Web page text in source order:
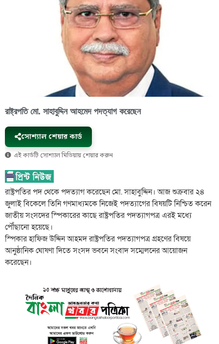
রাষ্ট্রপতি মো. সাহাবুদ্দিন আহমেদ পদত্যাগ করেছেন
সোশ্যাল শেয়ার কার্ড
এই কার্ডটি সোশ্যাল মিডিয়ায় শেয়ার করুন
রাষ্ট্রপতির পদ থেকে পদত্যাগ করেছেন মো. সাহাবুদ্দিন। আজ শুক্রবার ২৪
জুলাই বিকেলে তিনি গণমাধ্যমকে নিজেই পদত্যাগের বিষয়টি নিশ্চিত করেন
জাতীয় সংসদের স্পিকারের কাছে রাষ্ট্রপতির পদত্যাগপত্র এরই মধ্যে
পৌঁছানো হয়েছে।
স্পিকার হাফিজ উদ্দিন আহমদ রাষ্ট্রপতির পদত্যাগপত্র গ্রহণের বিষয়ে
আনুষ্ঠানিক ঘোষণা দিতে সংসদ ভবনে সংবাদ সম্মেলনের আয়োজন
করেছেন।